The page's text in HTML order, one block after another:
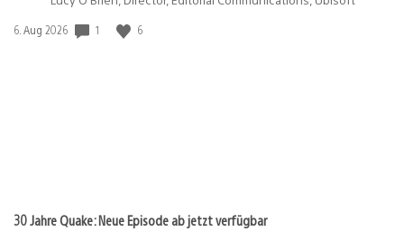
Veröffentlichungsdatum:
6. Aug 2026 1 6
30 Jahre Quake: Neue Episode ab jetzt verfügbar